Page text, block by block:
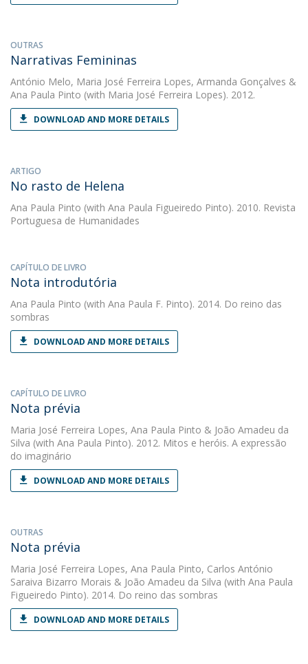
OUTRAS
Narrativas Femininas
António Melo, Maria José Ferreira Lopes, Armanda Gonçalves &
Ana Paula Pinto (with Maria José Ferreira Lopes). 2012.
DOWNLOAD AND MORE DETAILS
ARTIGO
No rasto de Helena
Ana Paula Pinto (with Ana Paula Figueiredo Pinto). 2010. Revista
Portuguesa de Humanidades
CAPÍTULO DE LIVRO
Nota introdutória
Ana Paula Pinto (with Ana Paula F. Pinto). 2014. Do reino das
sombras
DOWNLOAD AND MORE DETAILS
CAPÍTULO DE LIVRO
Nota prévia
Maria José Ferreira Lopes, Ana Paula Pinto & João Amadeu da
Silva (with Ana Paula Pinto). 2012. Mitos e heróis. A expressão
do imaginário
DOWNLOAD AND MORE DETAILS
OUTRAS
Nota prévia
Maria José Ferreira Lopes, Ana Paula Pinto, Carlos António
Saraiva Bizarro Morais & João Amadeu da Silva (with Ana Paula
Figueiredo Pinto). 2014. Do reino das sombras
DOWNLOAD AND MORE DETAILS